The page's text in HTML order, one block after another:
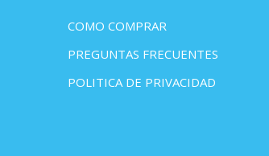
COMO COMPRAR
PREGUNTAS FRECUENTES
POLITICA DE PRIVACIDAD